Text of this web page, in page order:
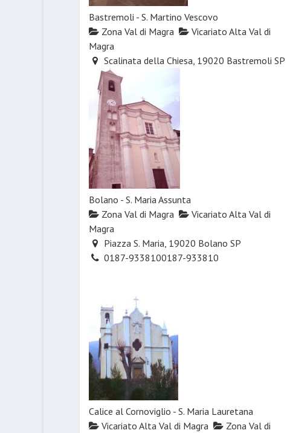
Bastremoli - S. Martino Vescovo
Zona Val di Magra
Vicariato Alta Val di
Magra
Scalinata della Chiesa, 19020 Bastremoli SP
Bolano - S. Maria Assunta
Zona Val di Magra
Vicariato Alta Val di
Magra
Piazza S. Maria, 19020 Bolano SP
0187-9338100187-933810
Calice al Cornoviglio - S. Maria Lauretana
Vicariato Alta Val di Magra
Zona Val di